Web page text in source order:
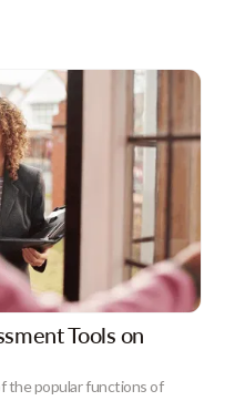
Tools on
the popular functions of